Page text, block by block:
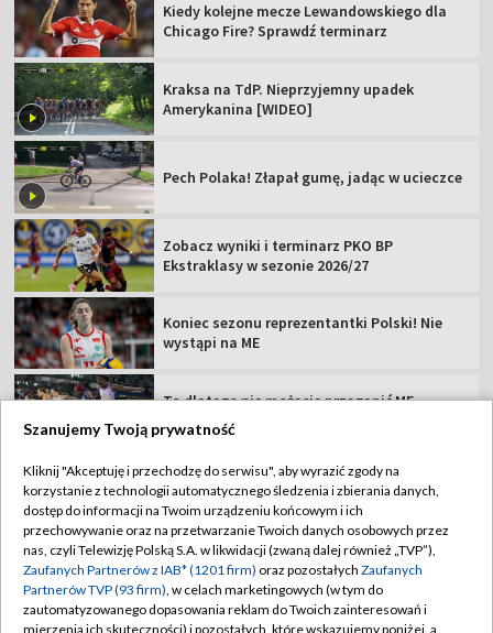
Kiedy kolejne mecze Lewandowskiego dla
Chicago Fire? Sprawdź terminarz
Kraksa na TdP. Nieprzyjemny upadek
Amerykanina [WIDEO]
Pech Polaka! Złapał gumę, jadąc w ucieczce
Zobacz wyniki i terminarz PKO BP
Ekstraklasy w sezonie 2026/27
Koniec sezonu reprezentantki Polski! Nie
wystąpi na ME
To dlatego nie możecie przegapić ME.
Pojedynki, podteksty, show
TVP
Abonament TVP
Sklep TVP
Regulamin TVP
Polityka prywatności
Szanujemy Twoją prywatność
Kliknij "Akceptuję i przechodzę do serwisu", aby wyrazić zgody na
korzystanie z technologii automatycznego śledzenia i zbierania danych,
dostęp do informacji na Twoim urządzeniu końcowym i ich
przechowywanie oraz na przetwarzanie Twoich danych osobowych przez
nas, czyli Telewizję Polską S.A. w likwidacji (zwaną dalej również „TVP”),
Zaufanych Partnerów z IAB* (1201 firm) oraz pozostałych Zaufanych
Partnerów TVP (93 firm), w celach marketingowych (w tym do
zautomatyzowanego dopasowania reklam do Twoich zainteresowań i
mierzenia ich skuteczności) i pozostałych, które wskazujemy poniżej, a